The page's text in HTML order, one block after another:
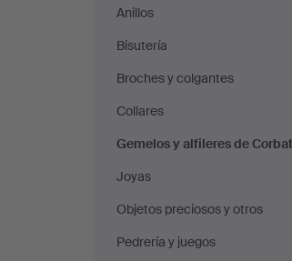
de
Corbata
en
Borås
Auktionshall
Anillos
Bisutería
Broches y colgantes
Collares
Gemelos y alfileres de
Joyas
Objetos preciosos y otros
Pedrería y juegos